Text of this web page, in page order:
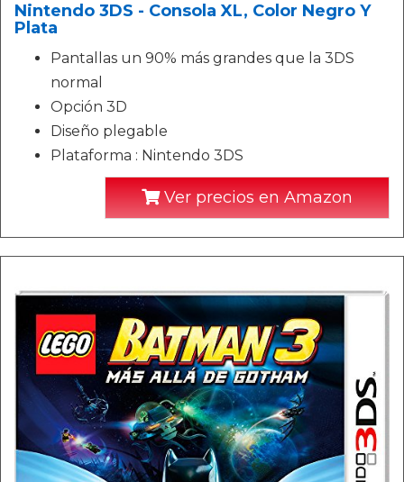
Nintendo 3DS - Consola XL, Color Negro Y
Plata
Pantallas un 90% más grandes que la 3DS
normal
Opción 3D
Diseño plegable
Plataforma : Nintendo 3DS
Ver precios en Amazon